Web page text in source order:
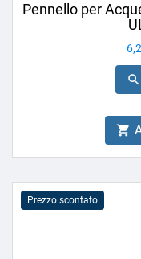
Pennello per


Prezzo scontato